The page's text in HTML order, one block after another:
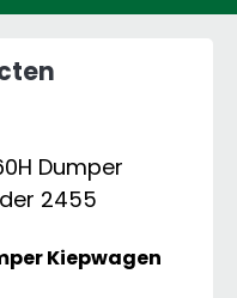
Kiepwagen